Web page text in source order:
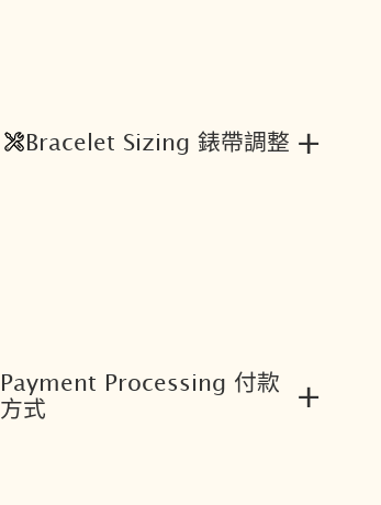
Bracelet Sizing 錶帶調整 +
Payment Processing 付款
方式
+